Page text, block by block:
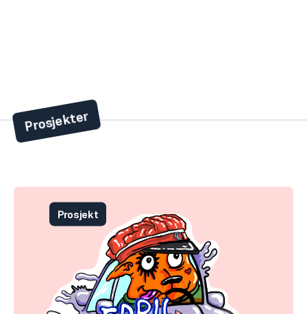
Prosjekter
Prosjekt